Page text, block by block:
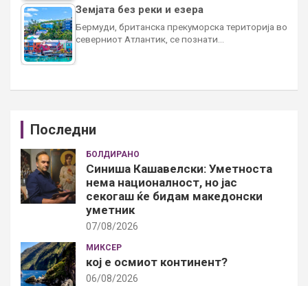
Земјата без реки и езера
Бермуди, британска прекуморска територија во
северниот Атлантик, се познати…
Последни
БОЛДИРАНО
Синиша Кашавелски: Уметноста
нема националност, но јас
секогаш ќе бидам македонски
уметник
07/08/2026
МИКСЕР
кој е осмиот континент?
06/08/2026